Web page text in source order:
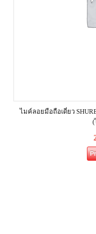
ไมค์ลอยมือถือเดี่ยว
(